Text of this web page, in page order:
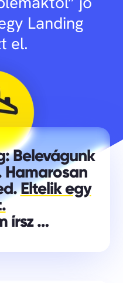
Landing
el.
Belevágunk
Hamarosan
Eltelik egy
írsz …